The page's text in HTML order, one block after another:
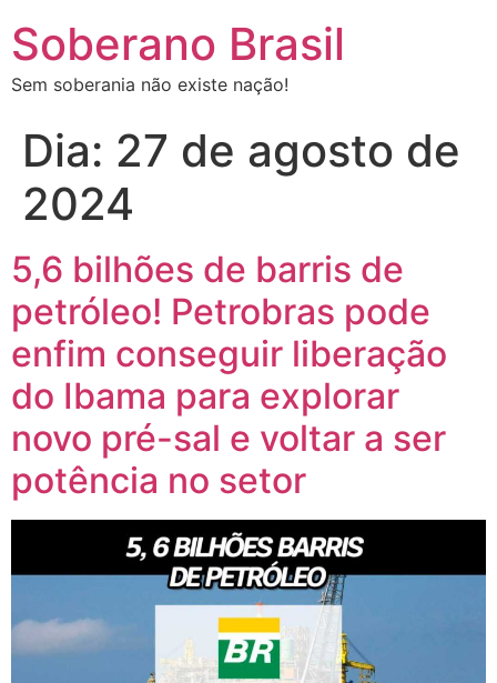
Soberano Brasil
Sem soberania não existe nação!
Dia: 27 de agosto de
2024
5,6 bilhões de barris de
petróleo! Petrobras pode
enfim conseguir liberação
do Ibama para explorar
novo pré-sal e voltar a ser
potência no setor